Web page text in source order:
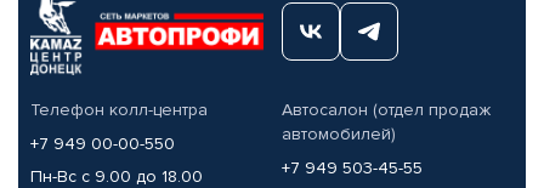
Телефон колл-центра
+7 949 00-00-550
Пн-Вс с 9.00 до 18.00
Автосалон (отдел продаж
автомобилей)
+7 949 503-45-55